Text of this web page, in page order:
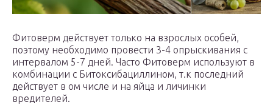
Фитоверм действует только на взрослых особей,
поэтому необходимо провести 3-4 опрыскивания с
интервалом 5-7 дней. Часто Фитоверм используют в
комбинации с Битоксибациллином, т.к последний
действует в ом числе и на яйца и личинки
вредителей.